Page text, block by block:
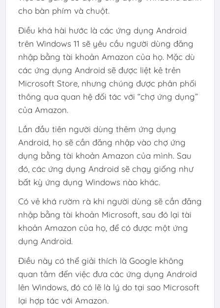
cho bàn phím và chuột.
Điều khá hài hước là các ứng dụng Android
trên Windows 11 sẽ yêu cầu người dùng đăng
nhập bằng tài khoản Amazon của họ. Mặc dù
các ứng dụng Android sẽ được liệt kê trên
Microsoft Store, nhưng chúng được phân phối
thông qua quan hệ đối tác với “chợ ứng dụng”
của Amazon.
Lần đầu tiên người dùng thêm ứng dụng
Android, họ sẽ cần đăng nhập vào chợ ứng
dụng bằng tài khoản Amazon của mình. Sau
đó, các ứng dụng Android sẽ chạy giống như
bất kỳ ứng dụng Windows nào khác.
Có vẻ khá rườm rà khi người dùng sẽ cần đăng
nhập bằng tài khoản Microsoft, sau đó lại tài
khoản Amazon của họ, để có được một ứng
dụng Android.
Điều này có thể giải thích là Google không
quan tâm đến việc đưa các ứng dụng Android
lên Windows, đó có lẽ là lý do tại sao Microsoft
lại hợp tác với Amazon.